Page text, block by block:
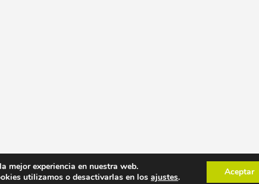
mejor experiencia en nuestra web.
utilizamos o desactivarlas en losajustes. Aceptar